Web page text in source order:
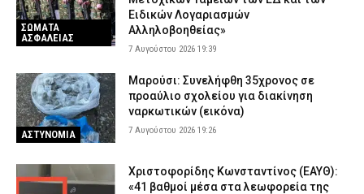
ΣΩΜΑΤΑ
ΑΣΦΑΛΕΙΑΣ
Ειδικών Λογαριασμών
Αλληλοβοηθείας»
7 Αυγούστου 2026 19:39
ΑΣΤΥΝΟΜΙΑ
Μαρούσι: Συνελήφθη 35χρονος σε
προαύλιο σχολείου για διακίνηση
ναρκωτικών (εικόνα)
7 Αυγούστου 2026 19:26
Χριστοφορίδης Κωνσταντίνος (ΕΑΥΘ):
«41 βαθμοί μέσα στα λεωφορεία της